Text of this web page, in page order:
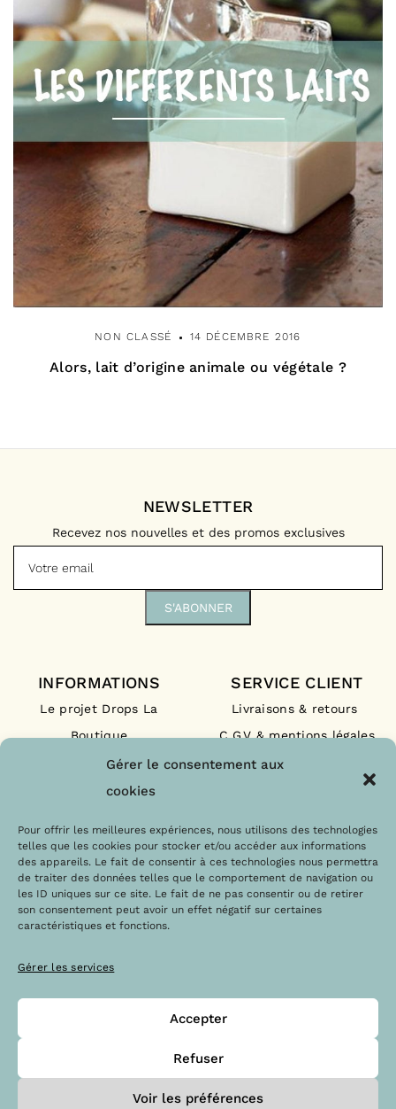
Gérer le consentement aux
cookies
Pour offrir les meilleures expériences, nous utilisons des technologies
telles que les cookies pour stocker et/ou accéder aux informations
des appareils. Le fait de consentir à ces technologies nous permettra
de traiter des données telles que le comportement de navigation ou
les ID uniques sur ce site. Le fait de ne pas consentir ou de retirer
son consentement peut avoir un effet négatif sur certaines
caractéristiques et fonctions.
Gérer les services
Accepter
Refuser
Voir les préférences
NON CLASSÉ 14 DÉCEMBRE 2016
Alors, lait d’origine animale ou végétale ?
INFORMATIONS
Le projet Drops La
Boutique
Nos engagements
Les labels
SERVICE CLIENT
Livraisons & retours
C.G.V & mentions légales
F.A.Q
NEWSLETTER
Recevez nos nouvelles et des promos exclusives